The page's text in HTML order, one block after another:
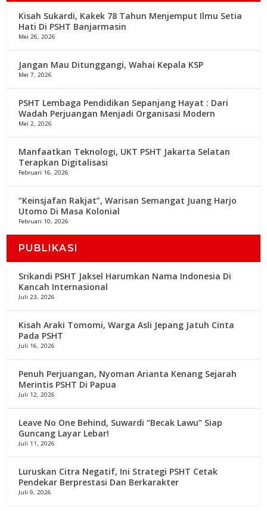
Kisah Sukardi, Kakek 78 Tahun Menjemput Ilmu Setia
Hati Di PSHT Banjarmasin
Mei 26, 2026
Jangan Mau Ditunggangi, Wahai Kepala KSP
Mei 7, 2026
PSHT Lembaga Pendidikan Sepanjang Hayat : Dari
Wadah Perjuangan Menjadi Organisasi Modern
Mei 2, 2026
Manfaatkan Teknologi, UKT PSHT Jakarta Selatan
Terapkan Digitalisasi
Februari 16, 2026
“Keinsjafan Rakjat”, Warisan Semangat Juang Harjo
Utomo Di Masa Kolonial
Februari 10, 2026
PUBLIKASI
Srikandi PSHT Jaksel Harumkan Nama Indonesia Di
Kancah Internasional
Juli 23, 2026
Kisah Araki Tomomi, Warga Asli Jepang Jatuh Cinta
Pada PSHT
Juli 16, 2026
Penuh Perjuangan, Nyoman Arianta Kenang Sejarah
Merintis PSHT Di Papua
Juli 12, 2026
Leave No One Behind, Suwardi “Becak Lawu” Siap
Guncang Layar Lebar!
Juli 11, 2026
Luruskan Citra Negatif, Ini Strategi PSHT Cetak
Pendekar Berprestasi Dan Berkarakter
Juli 9, 2026